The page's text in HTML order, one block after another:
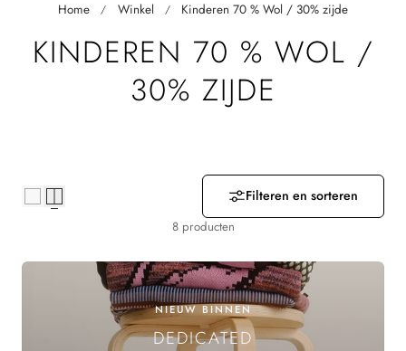
Home Winkel Kinderen 70 % Wol / 30% zijde
V
A
KINDEREN 70 % WOL /
30% ZIJDE
Filteren en sorteren
8 producten
NIEUW BINNEN
DEDICATED